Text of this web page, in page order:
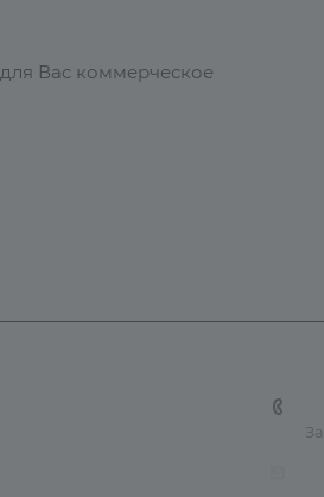
Вас коммерческое